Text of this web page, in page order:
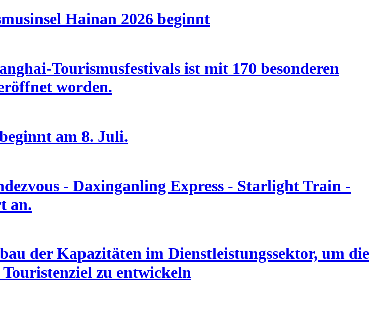
Hainan 2026 beginnt
Tourismusfestivals ist mit 170 besonderen
worden.
am 8. Juli.
- Daxinganling Express - Starlight Train -
an.
der Kapazitäten im Dienstleistungssektor, um die
zu entwickeln